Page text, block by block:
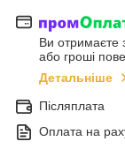
Ви отримаєте
або гроші
Детальніше
Післяплата
Оплата на